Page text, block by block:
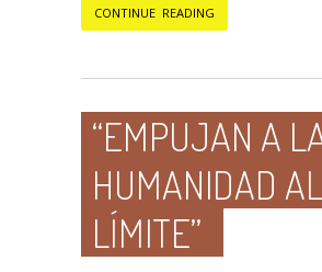
CONTINUE READING
“EMPUJAN A
HUMANIDAD AL
LÍMITE”